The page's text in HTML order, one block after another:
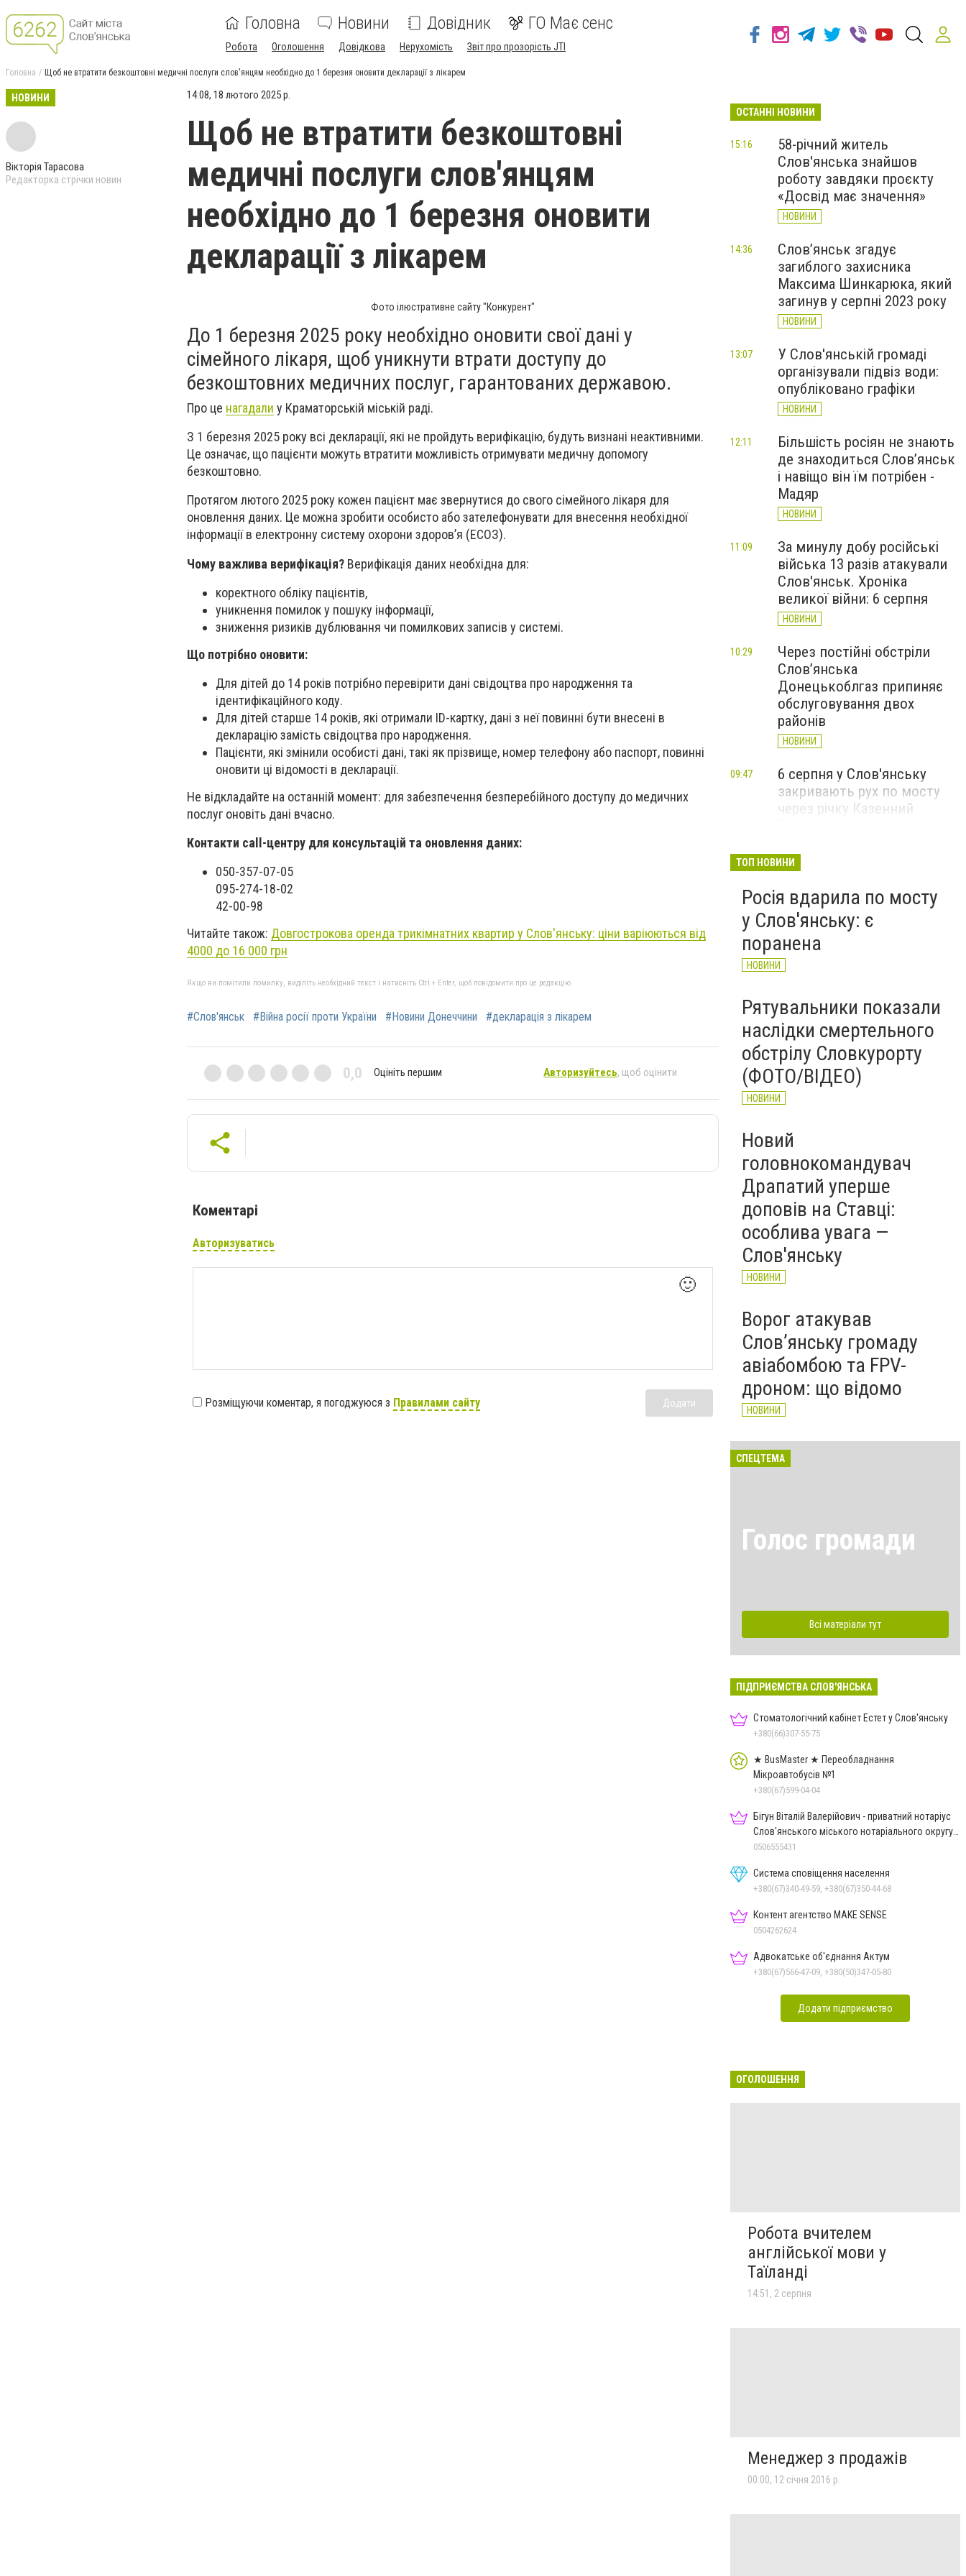
Головна Новини Довідник ГО Має сенс
Робота Оголошення Довідкова Нерухомість Звіт про прозорість JTI
Головна Щоб не втратити безкоштовні медичні послуги слов'янцям необхідно до 1 березня оновити декларації з лікарем
НОВИНИ
Вікторія Тарасова
Редакторка стрічки новин
14:08, 18 лютого 2025 р.
Щоб не втратити безкоштовні
медичні послуги слов'янцям
необхідно до 1 березня оновити
декларації з лікарем
Фото ілюстративне сайту "Конкурент"
До 1 березня 2025 року необхідно оновити свої дані у
сімейного лікаря, щоб уникнути втрати доступу до
безкоштовних медичних послуг, гарантованих державою.
Про це нагадали у Краматорській міській раді.
З 1 березня 2025 року всі декларації, які не пройдуть верифікацію, будуть визнані неактивними.
Це означає, що пацієнти можуть втратити можливість отримувати медичну допомогу
безкоштовно.
Протягом лютого 2025 року кожен пацієнт має звернутися до свого сімейного лікаря для
оновлення даних. Це можна зробити особисто або зателефонувати для внесення необхідної
інформації в електронну систему охорони здоров’я (ЕСОЗ).
Чому важлива верифікація? Верифікація даних необхідна для:
коректного обліку пацієнтів,
уникнення помилок у пошуку інформації,
зниження ризиків дублювання чи помилкових записів у системі.
Що потрібно оновити:
Для дітей до 14 років потрібно перевірити дані свідоцтва про народження та
ідентифікаційного коду.
Для дітей старше 14 років, які отримали ID-картку, дані з неї повинні бути внесені в
декларацію замість свідоцтва про народження.
Пацієнти, які змінили особисті дані, такі як прізвище, номер телефону або паспорт, повинні
оновити ці відомості в декларації.
Не відкладайте на останній момент: для забезпечення безперебійного доступу до медичних
послуг оновіть дані вчасно.
Контакти call-центру для консультацій та оновлення даних:
050-357-07-05
095-274-18-02
42-00-98
Читайте також: Довгострокова оренда трикімнатних квартир у Слов'янську: ціни варіюються від
4000 до 16 000 грн
Якщо ви помітили помилку, виділіть необхідний текст і натисніть Ctrl + Enter, щоб повідомити про це редакцію
#Слов'янськ #Війна росії проти України #Новини Донеччини #декларація з лікарем
0,0 Оцініть першим Авторизуйтесь, щоб оцінити
Коментарі
Авторизуватись
🙂
Розміщуючи коментар, я погоджуюся з Правилами сайту Додати
ОСТАННІ НОВИНИ
58-річний житель
Слов'янська знайшов
роботу завдяки проєкту
«Досвід має значення»
НОВИНИ
15:16
Слов’янськ згадує
загиблого захисника
Максима Шинкарюка, який
загинув у серпні 2023 року
НОВИНИ
14:36
У Слов'янській громаді
організували підвіз води:
опубліковано графіки
НОВИНИ
13:07
Більшість росіян не знають
де знаходиться Слов’янськ
і навіщо він їм потрібен -
Мадяр
НОВИНИ
12:11
За минулу добу російські
війська 13 разів атакували
Слов'янськ. Хроніка
великої війни: 6 серпня
НОВИНИ
11:09
Через постійні обстріли
Слов’янська
Донецькоблгаз припиняє
обслуговування двох
районів
НОВИНИ
10:29
6 серпня у Слов'янську
закривають рух по мосту
через річку Казенний
09:47
чотири рази атакували FPV-
дрони
ТОП НОВИНИ
Росія вдарила по мосту
у Слов'янську: є
поранена
НОВИНИ
Рятувальники показали
наслідки смертельного
обстрілу Словкурорту
(ФОТО/ВІДЕО)
НОВИНИ
Новий
головнокомандувач
Драпатий уперше
доповів на Ставці:
особлива увага —
Слов'янську
НОВИНИ
Ворог атакував
Слов’янську громаду
авіабомбою та FPV-
дроном: що відомо
НОВИНИ
СПЕЦТЕМА
Голос громади
Всі матеріали тут
ПІДПРИЄМСТВА СЛОВ'ЯНСЬКА
Стоматологічний кабінет Естет у Слов'янську
+380(66)307-55-75
★ BusMaster ★ Переобладнання
Мікроавтобусів №1
+380(67)599-04-04
Бігун Віталій Валерійович - приватний нотаріус
Слов'янського міського нотаріального округу
Дон.обл.
0506555431
Система сповіщення населення
+380(67)340-49-59, +380(67)350-44-68
Контент агентство MAKE SENSE
0504262624
Адвокатське об'єднання Актум
+380(67)566-47-09, +380(50)347-05-80
Додати підприємство
ОГОЛОШЕННЯ
Робота вчителем
англійської мови у
Таїланді
14:51, 2 серпня
Менеджер з продажів
00:00, 12 січня 2016 р.